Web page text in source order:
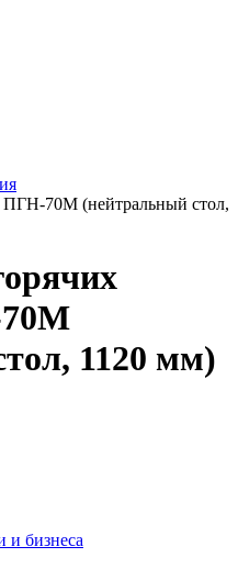
ПГН-70М (нейтральный стол,
1120 мм)
и бизнеса